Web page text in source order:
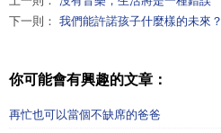
下一則： 我們能許諾孩子什麼樣的未來？
你可能會有興趣的文章：
再忙也可以當個不缺席的爸爸